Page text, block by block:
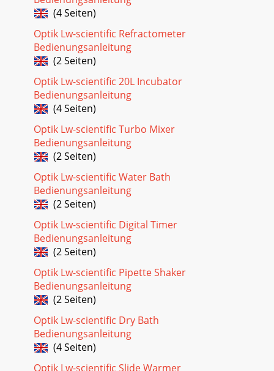
(4 Seiten)
Optik Lw-scientific Refractometer
Bedienungsanleitung
(2 Seiten)
Optik Lw-scientific 20L Incubator
Bedienungsanleitung
(4 Seiten)
Optik Lw-scientific Turbo Mixer
Bedienungsanleitung
(2 Seiten)
Optik Lw-scientific Water Bath
Bedienungsanleitung
(2 Seiten)
Optik Lw-scientific Digital Timer
Bedienungsanleitung
(2 Seiten)
Optik Lw-scientific Pipette Shaker
Bedienungsanleitung
(2 Seiten)
Optik Lw-scientific Dry Bath
Bedienungsanleitung
(4 Seiten)
Optik Lw-scientific Slide Warmer